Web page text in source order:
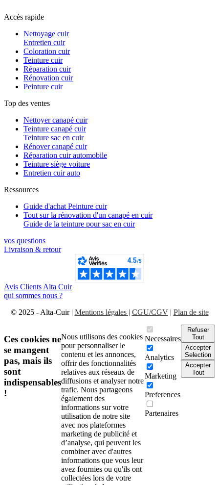
Accès rapide
Nettoyage cuir
Entretien cuir
Coloration cuir
Teinture cuir
Réparation cuir
Rénovation cuir
Peinture cuir
Top des ventes
Nettoyer canapé cuir
Teinture canapé cuir
Teinture sac en cuir
Rénover canapé cuir
Réparation cuir automobile
Teinture siège voiture
Entretien cuir auto
Ressources
Guide d'achat Peinture cuir
Tout sur la rénovation d'un canapé en cuir
Guide de la teinture pour sac en cuir
vos questions​
Livraison & retour
Avis Clients Alta Cuir
qui sommes nous ?
© 2025 - Alta-Cuir | Mentions légales | CGU/CGV| Plan de site
Ces cookies ne
se mangent
pas, mais ils
sont
indispensables
!
Nous utilisons des cookies
pour personnaliser le
contenu et les annonces,
offrir des fonctionnalités
relatives aux réseaux de
diffusions et analyser notre
trafic. Nous partageons
également des
informations sur votre
utilisation de notre site
avec nos plateformes
marketing de publicité et
d’analyse, qui peuvent les
combiner avec d'autres
informations que vous leur
avez fournies ou qu'ils ont
collectées lors de votre
Necessaires
Analytics
Marketing
Preferences
Partenaires
Refuser
Tout
Accepter
Selection
Accepter
Tout